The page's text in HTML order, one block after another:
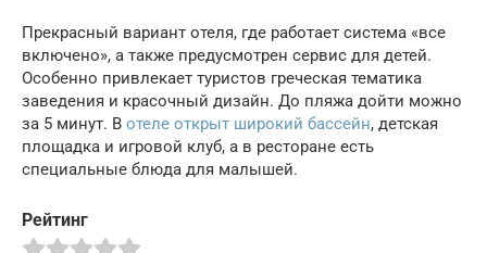
Прекрасный вариант отеля, где работает система «все
включено», а также предусмотрен сервис для детей.
Особенно привлекает туристов греческая тематика
заведения и красочный дизайн. До пляжа дойти можно
за 5 минут. В отеле открыт широкий бассейн, детская
площадка и игровой клуб, а в ресторане есть
специальные блюда для малышей.
Рейтинг